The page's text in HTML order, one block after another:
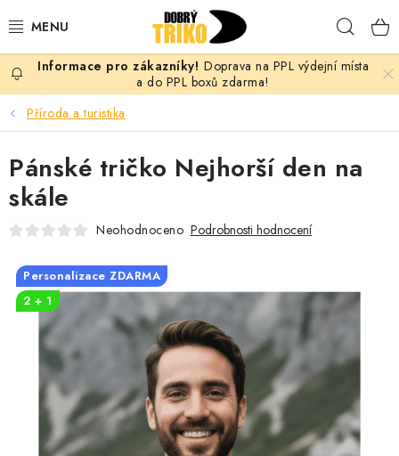
na
PRO ŽENY
PRO MUŽE
PRO DĚTI
PRO PÁRY
VLASTNÍ MOTIV
TRIČKA
MIKINY
OKAMŽITĚ K ODBĚRU
Doprava na PPL výdejní místa
a do PPL boxů zdarma!
Příroda a turistika
Pánské tričko Nejhorší den na
skále
Neohodnoceno Podrobnosti hodnocení
Personalizace ZDARMA
2 + 1